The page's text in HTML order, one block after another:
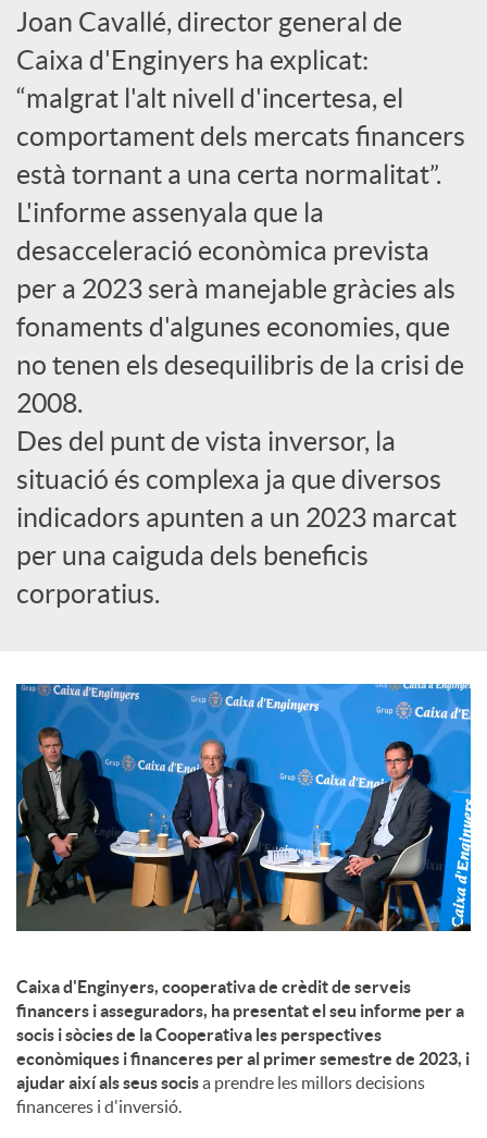
d
e
c
o
n
t
i
n
g
t
s
Joan Cavallé, director general de
Caixa d'Enginyers ha explicat:
“malgrat l'alt nivell d'incertesa, el
comportament dels mercats financers
està tornant a una certa normalitat”.
L'informe assenyala que la
desacceleració econòmica prevista
per a 2023 serà manejable gràcies als
fonaments d'algunes economies, que
no tenen els desequilibris de la crisi de
2008.
Des del punt de vista inversor, la
situació és complexa ja que diversos
indicadors apunten a un 2023 marcat
per una caiguda dels beneficis
corporatius.
Caixa d'Enginyers, cooperativa de crèdit de serveis
financers i asseguradors, ha presentat el seu informe per a
socis i sòcies de la Cooperativa les perspectives
econòmiques i financeres per al primer semestre de 2023, i
ajudar així als seus socisa prendre les millors decisions
financeres i d'inversió.